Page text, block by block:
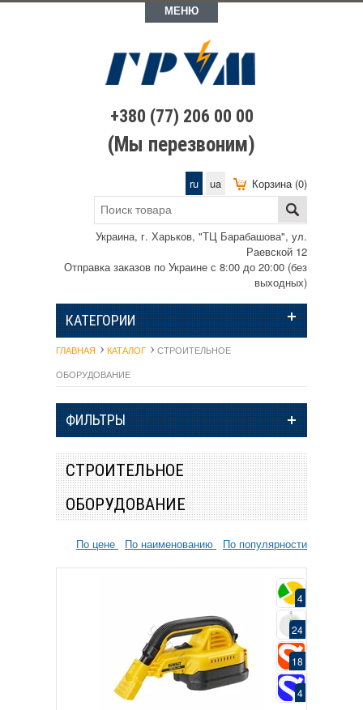
МЕНЮ
+380 (77) 206 00 00
(Мы перезвоним)
Корзина (0)
ru ua
Украина, г. Харьков, "ТЦ Барабашова", ул.
Раевской 12
Отправка заказов по Украине с 8:00 до 20:00 (без
выходных)
КАТЕГОРИИ
ГЛАВНАЯ КАТАЛОГ
СТРОИТЕЛЬНОЕ
ОБОРУДОВАНИЕ
ФИЛЬТРЫ
СТРОИТЕЛЬНОЕ
ОБОРУДОВАНИЕ
По цене По наименованию По популярности
4
24
18
4